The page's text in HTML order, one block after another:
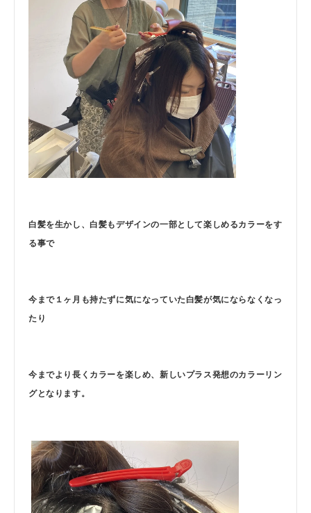
白髪を生かし、白髪もデザインの一部として楽しめるカラーをす
る事で
今まで１ヶ月も持たずに気になっていた白髪が気にならなくなっ
たり
今までより長くカラーを楽しめ、新しいプラス発想のカラーリン
グとなります。